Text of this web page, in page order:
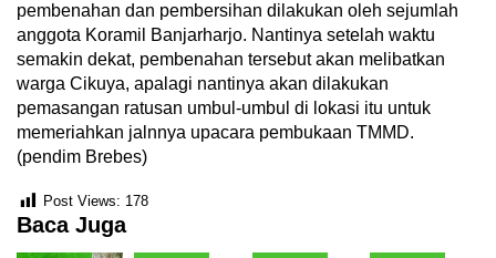
pembenahan dan pembersihan dilakukan oleh sejumlah
anggota Koramil Banjarharjo. Nantinya setelah waktu
semakin dekat, pembenahan tersebut akan melibatkan
warga Cikuya, apalagi nantinya akan dilakukan
pemasangan ratusan umbul-umbul di lokasi itu untuk
memeriahkan jalnnya upacara pembukaan TMMD.
(pendim Brebes)
Post Views: 178
Baca Juga